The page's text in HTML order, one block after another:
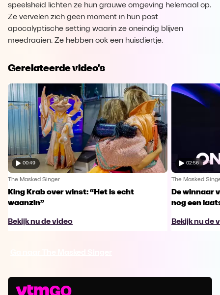
speelsheid lichten ze hun grauwe omgeving helemaal op.
Ze vervelen zich geen moment in hun post
apocalyptische setting waarin ze oneindig blijven
meedraaien. Ze hebben ook een huisdiertje.
Gerelateerde video's
00:49
The Masked Singer
King Krab over winst: “Het is echt
waanzin”
Bekijk nu de video
02:56
The Masked
De winnaar
nog een
Bekijk nu de